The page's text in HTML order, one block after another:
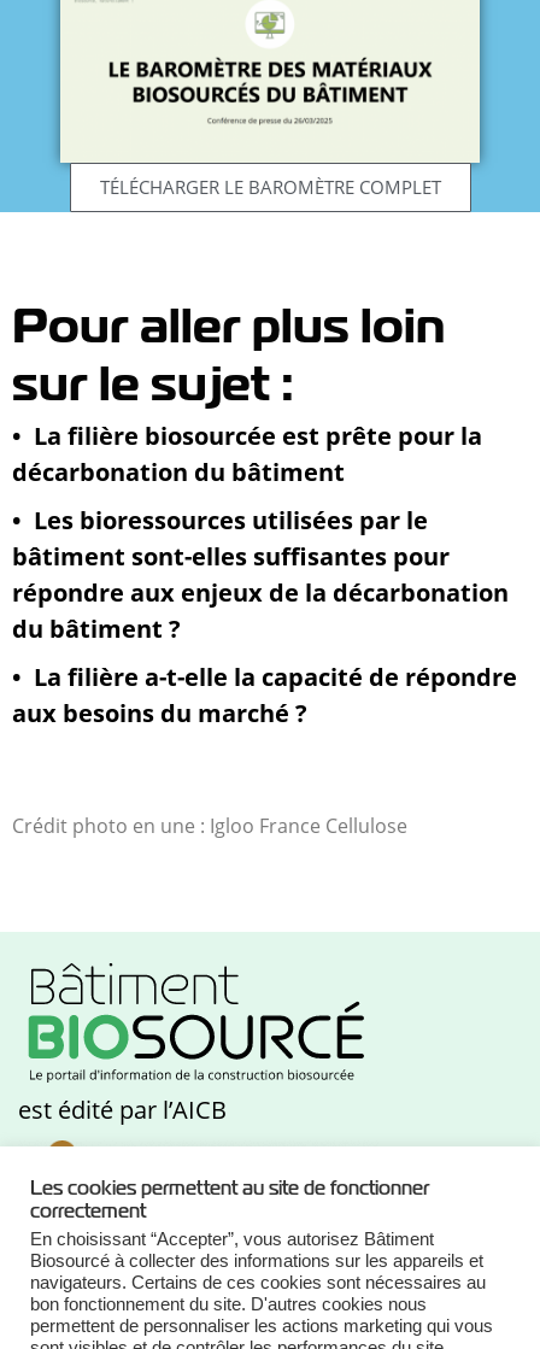
TÉLÉCHARGER LE BAROMÈTRE COMPLET
Pour aller plus loin
sur le sujet :
• La filière biosourcée est prête pour la
décarbonation du bâtiment
• Les bioressources utilisées par le
bâtiment sont-elles suffisantes pour
répondre aux enjeux de la décarbonation
du bâtiment ?
• La filière a-t-elle la capacité de répondre
aux besoins du marché ?
Crédit photo en une : Igloo France Cellulose
est édité par l’AICB
AICB
120 Avenue Ledru Rollin, 75011 Paris
Les cookies permettent au site de fonctionner
correctement
En choisissant “Accepter”, vous autorisez Bâtiment
Biosourcé à collecter des informations sur les appareils et
navigateurs. Certains de ces cookies sont nécessaires au
bon fonctionnement du site. D'autres cookies nous
permettent de personnaliser les actions marketing qui vous